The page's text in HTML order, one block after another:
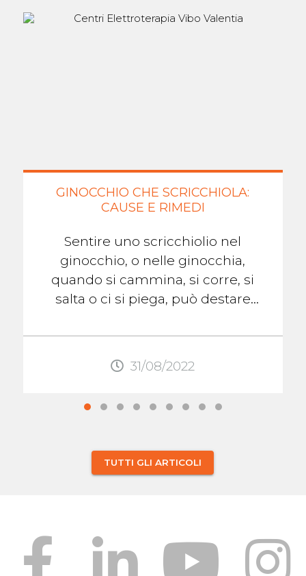
GINOCCHIO CHE SCRICCHIOLA:
CAUSE E RIMEDI
Sentire uno scricchiolio nel
ginocchio, o nelle ginocchia,
quando si cammina, si corre, si
salta o ci si piega, può destare
gonfiore, o ...
31/08/2022
TUTTI GLI ARTICOLI